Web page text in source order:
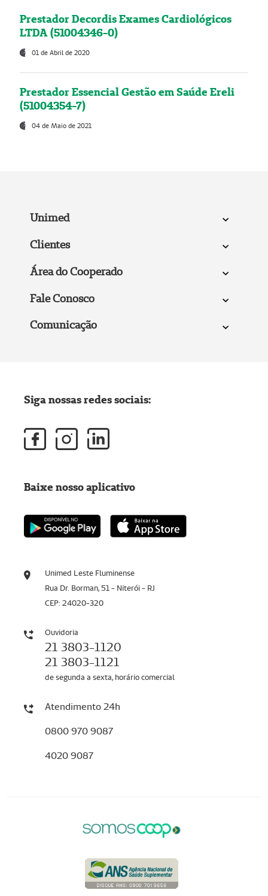
Prestador Decordis Exames Cardiológicos
LTDA (51004346-0)
01 de Abril de 2020
Prestador Essencial Gestão em Saúde Ereli
(51004354-7)
04 de Maio de 2021
Unimed
Clientes
Área do Cooperado
Fale Conosco
Comunicação
Unimed Leste Fluminense
Rua Dr. Borman, 51 - Niterói - RJ
CEP: 24020-320
Ouvidoria
21 3803-1120
21 3803-1121
de segunda a sexta, horário comercial
Atendimento 24h
0800 970 9087
4020 9087
Siga nossas redes sociais:
Baixe nosso aplicativo